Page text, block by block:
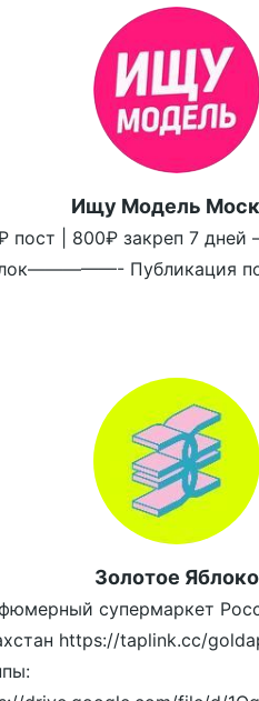
Ищу Модель
пост | 800₽ закреп 7
Публикация
Золотое Яблоко
супермаркет
https://taplink.cc/